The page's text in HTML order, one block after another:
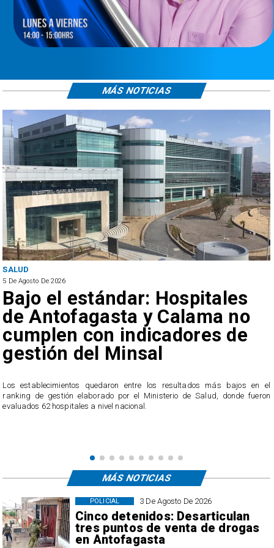
SALUD
5 De Agosto De 2026
Bajo el estándar: Hospitales
de Antofagasta y Calama no
cumplen con indicadores de
gestión del Minsal
Los establecimientos quedaron entre los resultados más bajos en el
ranking de gestión elaborado por el Ministerio de Salud, donde fueron
evaluados 62 hospitales a nivel nacional.
MÁS NOTICIAS
3 De Agosto De 2026
Cinco detenidos: Desarticulan
tres puntos de venta de drogas
en Antofagasta
POLICIAL
MÁS NOTICIAS